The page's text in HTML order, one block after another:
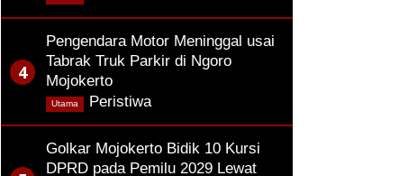
Pengendara Motor Meninggal usai
Tabrak Truk Parkir di Ngoro
Mojokerto
Peristiwa,
Utama
Golkar Mojokerto Bidik 10 Kursi
DPRD pada Pemilu 2029 Lewat